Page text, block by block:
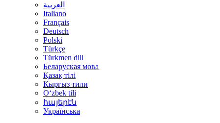
العربية
Italiano
Français
Deutsch
Polski
Türkçe
Türkmen dili
Беларуская мова
Қазақ тілі
Кыргыз тили
Oʻzbek tili
հայերէն
Українська